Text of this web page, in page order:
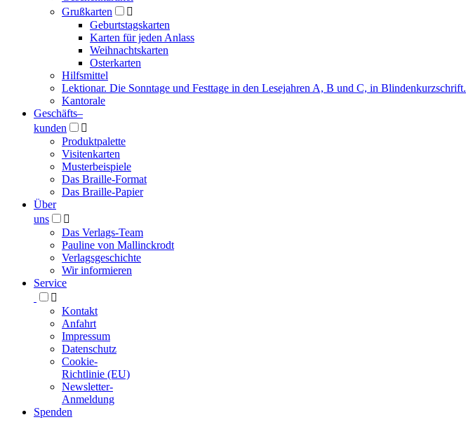
Grußkarten

Geburtstagskarten
Karten für jeden Anlass
Weihnachtskarten
Osterkarten
Hilfsmittel
Lektionar. Die Sonntage und Festtage in den Lesejahren A, B und C, in Blindenkurzschrift.
Kantorale
Geschäfts­–
kunden

Produktpalette
Visitenkarten
Musterbeispiele
Das Braille-Format
Das Braille-Papier
Über
uns

Das Verlags-Team
Pauline von Mallinckrodt
Verlagsgeschichte
Wir informieren
Service

Kontakt
Anfahrt
Impressum
Datenschutz
Cookie-
Richtlinie (EU)
Newsletter-
Anmeldung
Spenden